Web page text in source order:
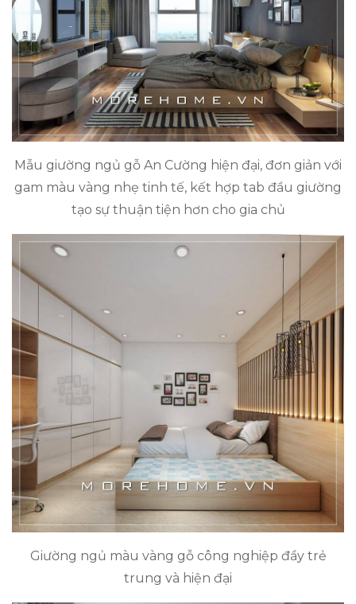
Mẫu giường ngủ gỗ An Cường hiện đại, đơn giản với
gam màu vàng nhẹ tinh tế, kết hợp tab đầu giường
tạo sự thuận tiện hơn cho gia chủ
Giường ngủ màu vàng gỗ công nghiệp đầy trẻ
trung và hiện đại